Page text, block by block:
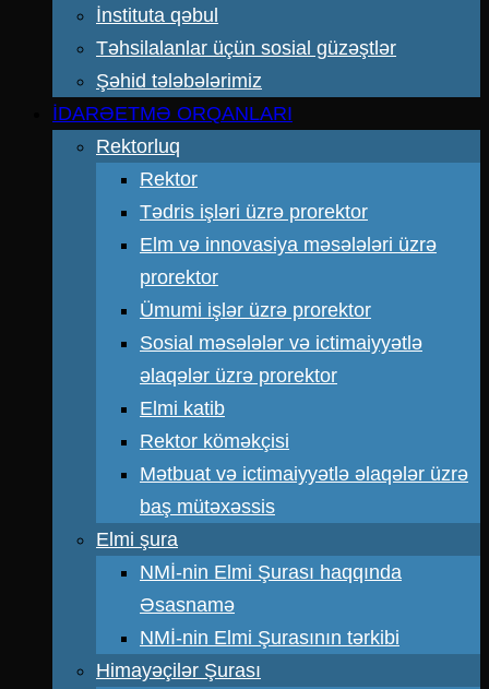
İnstituta qəbul
Təhsilalanlar üçün sosial güzəştlər
Şəhid tələbələrimiz
İDARƏETMƏ ORQANLARI
Rektorluq
Rektor
Tədris işləri üzrə prorektor
Elm və innovasiya məsələləri üzrə
prorektor
Ümumi işlər üzrə prorektor
Sosial məsələlər və ictimaiyyətlə
əlaqələr üzrə prorektor
Elmi katib
Rektor köməkçisi
Mətbuat və ictimaiyyətlə əlaqələr üzrə
baş mütəxəssis
Elmi şura
NMİ-nin Elmi Şurası haqqında
Əsasnamə
NMİ-nin Elmi Şurasının tərkibi
Himayəçilər Şurası